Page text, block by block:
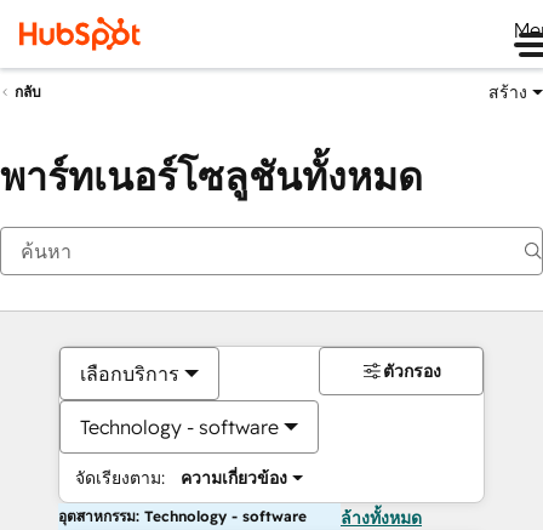
กลับ สร้าง
พาร์ทเนอร์โซลูชันทั้งหมด
เลือกบริการ
Technology - software
จัดเรียงตาม: ความเกี่ยวข้อง
ตัวกรอง
อุตสาหกรรม: Technology - software ล้างทั้งหมด